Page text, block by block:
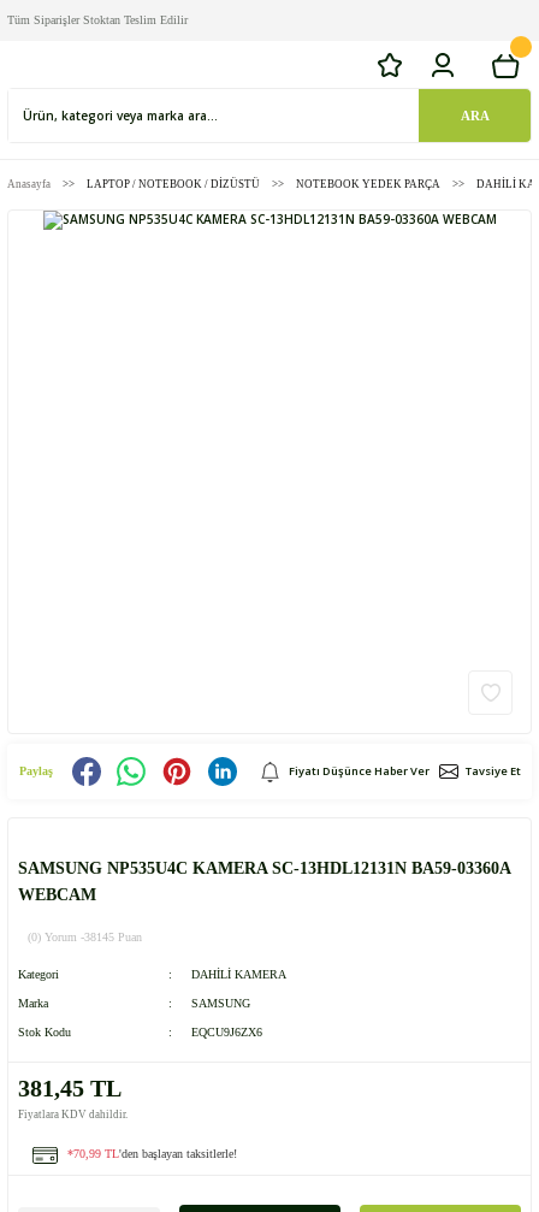
Tüm Siparişler Stoktan Teslim Edilir
ARA
Anasayfa LAPTOP / NOTEBOOK / DİZÜSTÜ NOTEBOOK YEDEK PARÇA DAHİLİ
Paylaş Fiyatı Düşünce Haber Ver Tavsiye Et
SAMSUNG NP535U4C KAMERA SC-13HDL12131N BA59-03360A
WEBCAM
(0) Yorum -38145 Puan
Kategori DAHİLİ KAMERA
Marka SAMSUNG
Stok Kodu EQCU9J6ZX6
381,45 TL
Fiyatlara KDV dahildir.
*70,99 TL'den başlayan taksitlerle!